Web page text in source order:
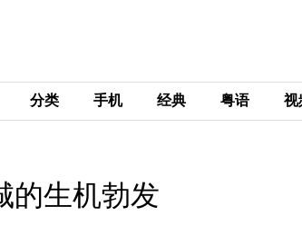
分类 手机 经典 粤语 视
的生机勃发